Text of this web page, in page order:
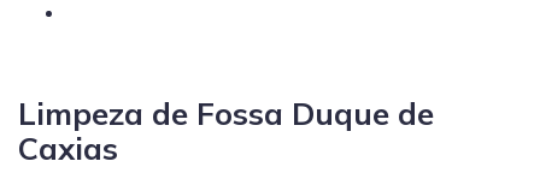
Limpeza de Fossa Duque de
Caxias